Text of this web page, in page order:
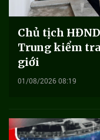
Chủ tịch
Trung kiểm
giới
01/08/2026 08:19